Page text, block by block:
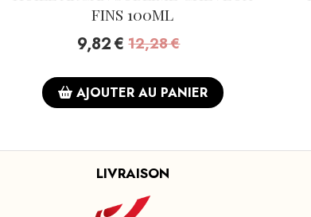
FINS 100ML
9,82€ 12,28€
AJOUTER AU PANIER
LIVRAISON